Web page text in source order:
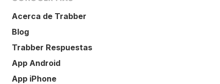
Acerca de Trabber
Blog
Trabber Respuestas
App Android
App iPhone